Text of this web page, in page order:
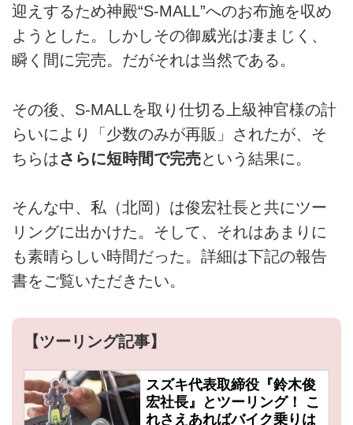
迎えするため神殿“S-MALL”へのお布施を収め
ようとした。しかしその御威光は凄まじく、
瞬く間に完売。だがそれは当然である。
その後、S-MALLを取り仕切る上級神官様の計
らいにより「少数のみが再販」されたが、そ
ちらはさらに短時間で完売という結果に。
そんな中、私（北岡）は俊宏社長と共にツー
リングに出かけた。そして、それはあまりに
も素晴らしい時間だった。詳細は下記の報告
書をご覧いただきたい。
【ツーリング記事】
スズキ代表取締役『鈴木俊
宏社長』とツーリング！ こ
れさえあればバイク乗りは